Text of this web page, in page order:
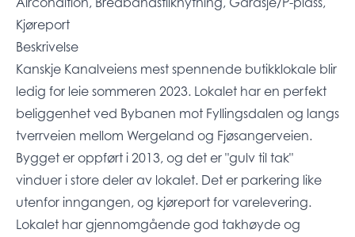
Kjøreport
Beskrivelse
Kanskje Kanalveiens mest spennende butikklokale blir
ledig for leie sommeren 2023. Lokalet har en perfekt
beliggenhet ved Bybanen mot Fyllingsdalen og langs
tverrveien mellom Wergeland og Fjøsangerveien.
Bygget er oppført i 2013, og det er "gulv til tak"
vinduer i store deler av lokalet. Det er parkering like
utenfor inngangen, og kjøreport for varelevering.
Lokalet har gjennomgående god takhøyde og